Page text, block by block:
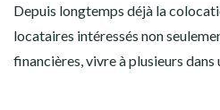
Depuis longtemps déjà la
locataires intéressés non
financières, vivre à plusieurs dans